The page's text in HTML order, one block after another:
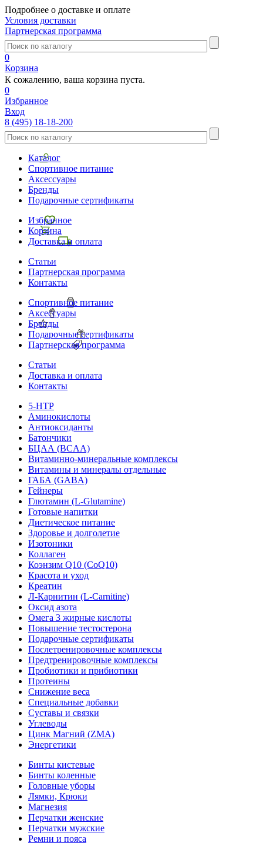
Подробнее о доставке и оплате
Условия доставки
Партнерская программа
0
Корзина
К сожалению, ваша корзина пуста.
0
Избранное
Вход
8 (495) 18-18-200
Каталог
Спортивное питание
Аксессуары
Бренды
Подарочные сертификаты
Избранное
Корзина
Доставка и оплата
Статьи
Партнерская программа
Контакты
Спортивное питание
Аксессуары
Бренды
Подарочные сертификаты
Партнерская программа
Статьи
Доставка и оплата
Контакты
5-HTP
Аминокислоты
Антиоксиданты
Батончики
БЦАА (BCAA)
Витаминно-минеральные комплексы
Витамины и минералы отдельные
ГАБА (GABA)
Гейнеры
Глютамин (L-Glutamine)
Готовые напитки
Диетическое питание
Здоровье и долголетие
Изотоники
Коллаген
Коэнзим Q10 (CoQ10)
Красота и уход
Креатин
Л-Карнитин (L-Сarnitine)
Оксид азота
Омега 3 жирные кислоты
Повышение тестостерона
Подарочные сертификаты
Послетренировочные комплексы
Предтренировочные комплексы
Пробиотики и прибиотики
Протеины
Снижение веса
Специальные добавки
Суставы и связки
Углеводы
Цинк Магний (ZMA)
Энергетики
Бинты кистевые
Бинты коленные
Головные уборы
Лямки, Крюки
Магнезия
Перчатки женские
Перчатки мужские
Ремни и пояса